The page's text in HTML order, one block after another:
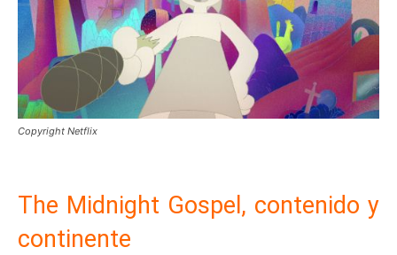
Copyright Netflix
The Midnight Gospel, contenido y
continente